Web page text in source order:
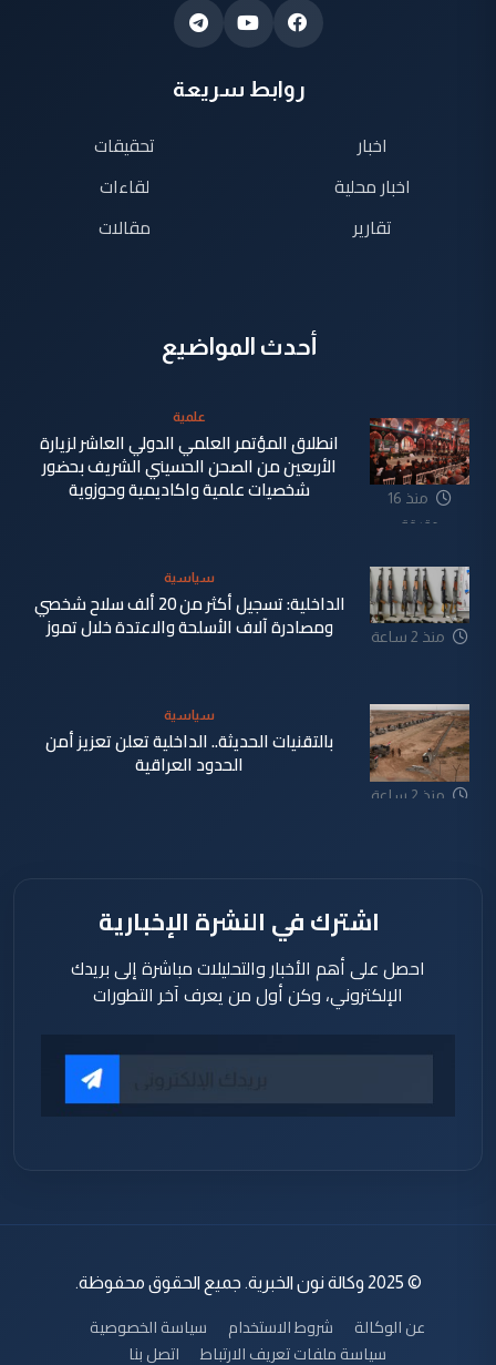
روابط سريعة
اخبار
اخبار محلية
تقارير
تحقيقات
لقاءات
مقالات
أحدث المواضيع
منذ 16
دقيقة
علمية
انطلاق المؤتمر العلمي الدولي العاشر لزيارة
الأربعين من الصحن الحسيني الشريف بحضور
شخصيات علمية واكاديمية وحوزوية
منذ 2 ساعة
سياسية
الداخلية: تسجيل أكثر من 20 ألف سلاح شخصي
ومصادرة آلاف الأسلحة والاعتدة خلال تموز
منذ 2 ساعة
سياسية
بالتقنيات الحديثة.. الداخلية تعلن تعزيز أمن
الحدود العراقية
اشترك في النشرة الإخبارية
احصل على أهم الأخبار والتحليلات مباشرة إلى بريدك
الإلكتروني، وكن أول من يعرف آخر التطورات
© 2025 وكالة نون الخبرية. جميع الحقوق محفوظة.
عن الوكالة شروط الاستخدام
سياسة الخصوصية
سياسة ملفات تعريف الارتباط
اتصل بنا